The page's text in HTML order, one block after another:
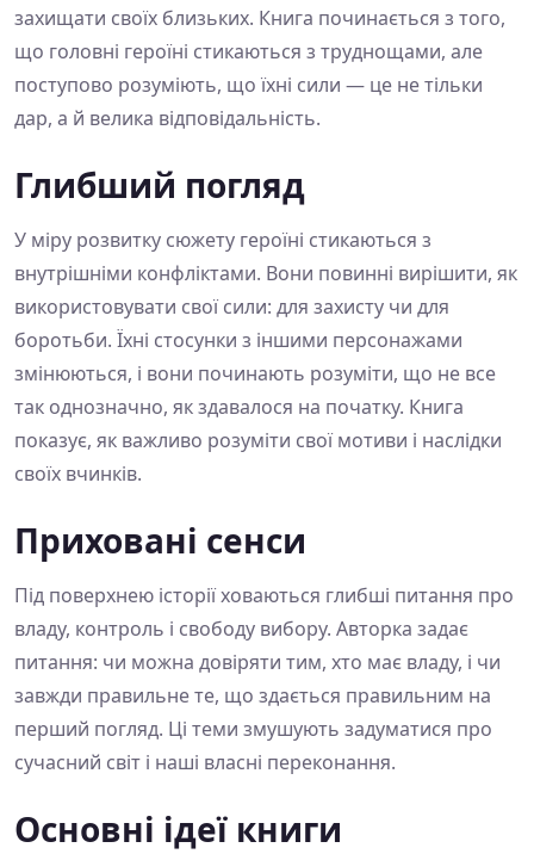
захищати своїх близьких. Книга починається з того,
що головні героїні стикаються з труднощами, але
поступово розуміють, що їхні сили — це не тільки
дар, а й велика відповідальність.
Глибший погляд
У міру розвитку сюжету героїні стикаються з
внутрішніми конфліктами. Вони повинні вирішити, як
використовувати свої сили: для захисту чи для
боротьби. Їхні стосунки з іншими персонажами
змінюються, і вони починають розуміти, що не все
так однозначно, як здавалося на початку. Книга
показує, як важливо розуміти свої мотиви і наслідки
своїх вчинків.
Приховані сенси
Під поверхнею історії ховаються глибші питання про
владу, контроль і свободу вибору. Авторка задає
питання: чи можна довіряти тим, хто має владу, і чи
завжди правильне те, що здається правильним на
перший погляд. Ці теми змушують задуматися про
сучасний світ і наші власні переконання.
Основні ідеї книги